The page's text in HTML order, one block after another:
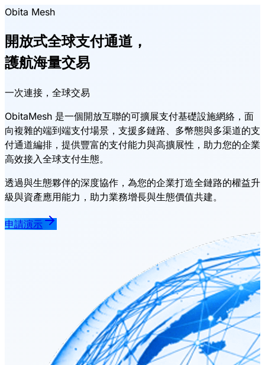
Obita Mesh
開放式全球支付通道，
護航海量交易
一次連接，全球交易
ObitaMesh 是一個開放互聯的可擴展支付基礎設施網絡，面
向複雜的端到端支付場景，支援多鏈路、多幣態與多渠道的支
付通道編排，提供豐富的支付能力與高擴展性，助力您的企業
高效接入全球支付生態。
透過與生態夥伴的深度協作，為您的企業打造全鏈路的權益升
級與資產應用能力，助力業務增長與生態價值共建。
申請演示